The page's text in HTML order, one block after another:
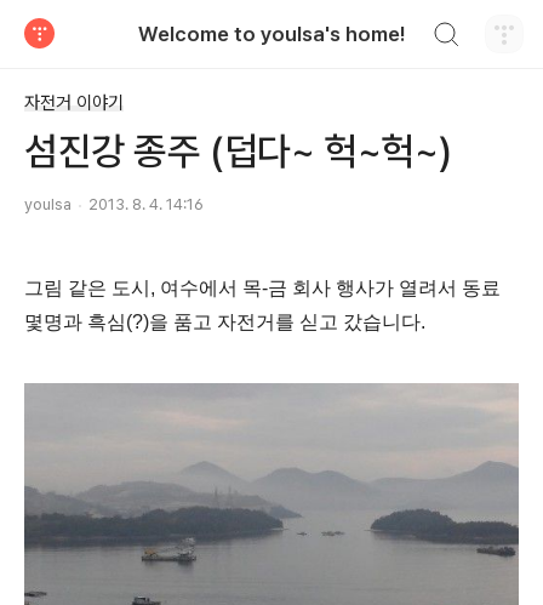
Welcome to youlsa's home!
자전거 이야기
섬진강 종주 (덥다~ 헉~헉~)
youlsa 2013. 8. 4. 14:16
그림 같은 도시, 여수에서 목-금 회사 행사가 열려서 동료
몇명과 흑심(?)을 품고 자전거를 싣고 갔습니다.